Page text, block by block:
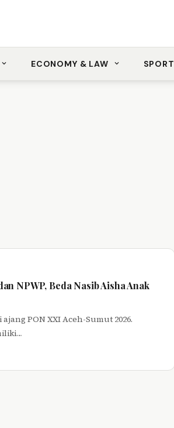
ECONOMY & LAW SPORT
NPWP, Beda Nasib Aisha Anak
PON XXI Aceh-Sumut 2026.